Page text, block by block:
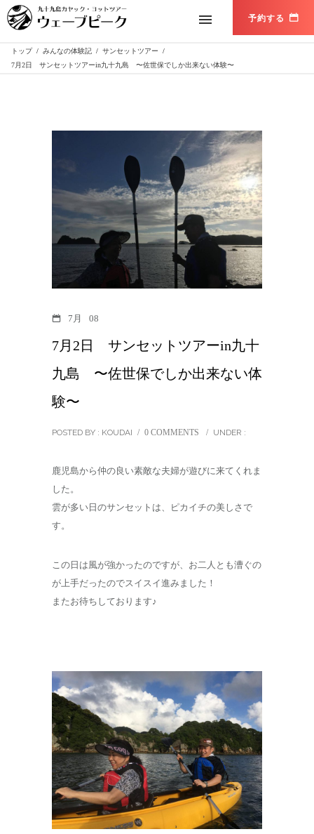
トップ / みんなの体験記 / サンセットツアー
/
7月2日 サンセットツアーin九十九島 〜佐世保でしか出来ない体験〜
7月 08
7月2日 サンセットツアーin九十
九島 〜佐世保でしか出来ない体
験〜
POSTED BY : KOUDAI / 0 COMMENTS / UNDER :
鹿児島から仲の良い素敵な夫婦が遊びに来てくれま
した。
雲が多い日のサンセットは、ピカイチの美しさで
す。
この日は風が強かったのですが、お二人とも漕ぐの
が上手だったのでスイスイ進みました！
またお待ちしております♪